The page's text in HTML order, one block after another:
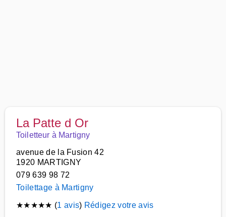
La Patte d Or
Toiletteur à Martigny
avenue de la Fusion 42
1920 MARTIGNY
079 639 98 72
Toilettage à Martigny
★★★★★ (1 avis) Rédigez votre avis